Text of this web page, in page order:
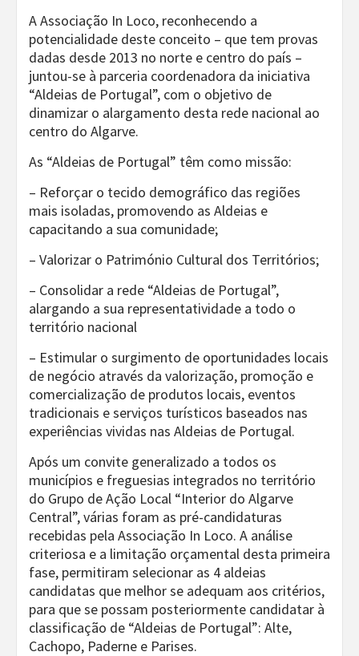
A Associação In Loco, reconhecendo a
potencialidade deste conceito – que tem provas
dadas desde 2013 no norte e centro do país –
juntou-se à parceria coordenadora da iniciativa
“Aldeias de Portugal”, com o objetivo de
dinamizar o alargamento desta rede nacional ao
centro do Algarve.
As “Aldeias de Portugal” têm como missão:
– Reforçar o tecido demográfico das regiões
mais isoladas, promovendo as Aldeias e
capacitando a sua comunidade;
– Valorizar o Património Cultural dos Territórios;
– Consolidar a rede “Aldeias de Portugal”,
alargando a sua representatividade a todo o
território nacional
– Estimular o surgimento de oportunidades locais
de negócio através da valorização, promoção e
comercialização de produtos locais, eventos
tradicionais e serviços turísticos baseados nas
experiências vividas nas Aldeias de Portugal.
Após um convite generalizado a todos os
municípios e freguesias integrados no território
do Grupo de Ação Local “Interior do Algarve
Central”, várias foram as pré-candidaturas
recebidas pela Associação In Loco. A análise
criteriosa e a limitação orçamental desta primeira
fase, permitiram selecionar as 4 aldeias
candidatas que melhor se adequam aos critérios,
para que se possam posteriormente candidatar à
classificação de “Aldeias de Portugal”: Alte,
Cachopo, Paderne e Parises.